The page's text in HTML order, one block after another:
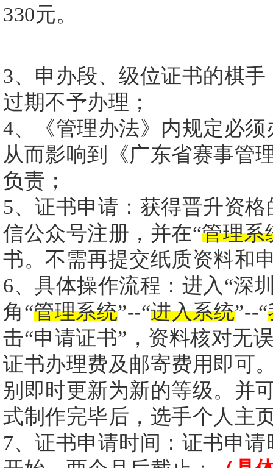
330元。
3、申办段、级位证书的棋
过期不予办理；
4、《管理办法》内规定必
从而影响到《广东省赛事管
负责；
5、证书申请：获得晋升资
信公众号注册，并在“管理系
书。不需再提交纸质资料和
6、具体操作流程：进入“深
角“管理系统”--“进入系统”--“
击“申请证书”，资料核对无
证书办理费及邮寄费用即可
别即时更新为新的等级。并
式制作完毕后，选手个人主
7、证书申请时间：证书申